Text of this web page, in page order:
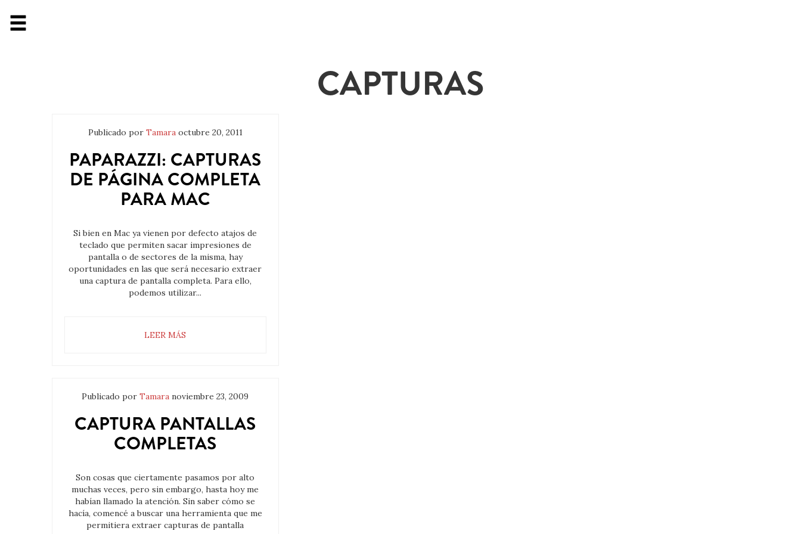
CAPTURAS
Publicado por Tamara octubre 20, 2011
PAPARAZZI: CAPTURAS
DE PÁGINA COMPLETA
PARA MAC
Si bien en Mac ya vienen por defecto atajos de
teclado que permiten sacar impresiones de
pantalla o de sectores de la misma, hay
oportunidades en las que será necesario extraer
una captura de pantalla completa. Para ello,
podemos utilizar...
LEER MÁS
Publicado porTamara noviembre 23, 2009
CAPTURA PANTALLAS
COMPLETAS
Son cosas que ciertamente pasamos por alto
muchas veces, pero sin embargo, hasta hoy me
habían llamado la atención. Sin saber cómo se
hacía, comencé a buscar una herramienta que me
permitiera extraer capturas de pantalla